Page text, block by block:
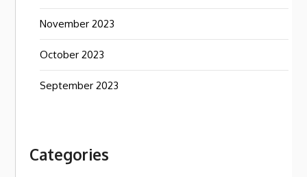
November 2023
October 2023
September 2023
Categories